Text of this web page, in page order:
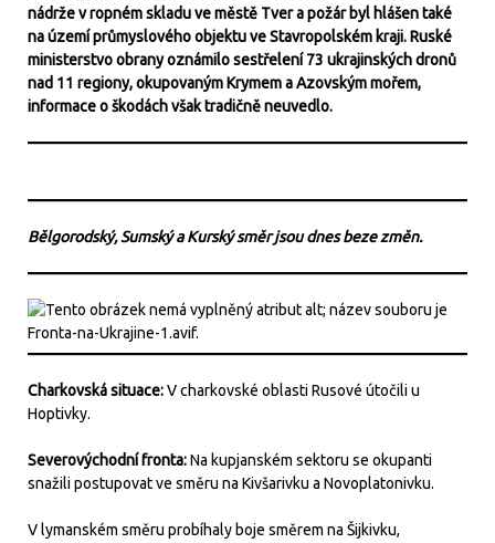
nádrže v ropném skladu ve městě Tver a požár byl hlášen také
na území průmyslového objektu ve Stavropolském kraji. Ruské
ministerstvo obrany oznámilo sestřelení 73 ukrajinských dronů
nad 11 regiony, okupovaným Krymem a Azovským mořem,
informace o škodách však tradičně neuvedlo.
Bělgorodský, Sumský a Kurský směr jsou dnes beze změn.
Charkovská situace:V charkovské oblasti Rusové útočili u
Hoptivky.
Severovýchodní fronta:Na kupjanském sektoru se okupanti
snažili postupovat ve směru na Kivšarivku a Novoplatonivku.
V lymanském směru probíhaly boje směrem na Šijkivku,